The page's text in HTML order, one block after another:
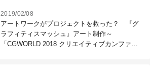
2019/02/08
アートワークがプロジェクトを救った？ 『グ
ラフィティスマッシュ』アート制作～
「CGWORLD 2018 クリエイティブカンファレ